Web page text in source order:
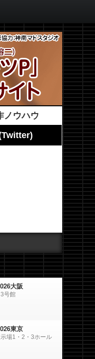
ノウハウ
大阪
号館
東京
場1・2・3ホール